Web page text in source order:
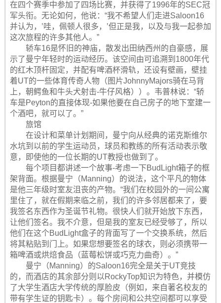
在四个赛季中参加了四场比赛，并获得了1996年的SEC冠
军头衔。无论如何，他说：“我不希望人们走进Saloon16
并认为，’哇，佩顿人很多，’但正是我，以及与我一起参加
这次旅程的许多其他人。”
轿车16是怀旧的神庙，散发出田纳西州的自豪感，展
示了曼宁年轻时的运动经历。该空间由可追溯到1800年代
的红木顶杆固定，并配有啤酒杯滑轨，还设有壁画，壁挂
着UT的一些体育传奇人物（图片JohnnyMajors骑在马背
上，朝鳄鱼和牛头犬射击-牛仔风格））。韦普林说：“轿
车是Peyton的直接体现-如果他要在自己房子的地下室建一
个酒吧，就可以了。”
旅馆
在设计和菜单计划期间，曼宁向从经典的诺克斯维尔
水坑到以前的学生运动员，球员和教练的所有活动表示敬
意，即使他的一位长期的UT教授也做到了。
每个项目都讲述一个故事-考虑一下BudLight箱子的框
架背面。根据曼宁（Manning）的说法，这个平凡的物体
是他三年级时室友沮丧的产物。“我们在校园外的一间公寓
里住了，就在假期来临之前，我们的许多邻居都来了，要
我签名东西作为圣诞节礼物。很快人们就开始放下东西，
让他们签名。我不介意，但是我的室友已经受够了，所以
他们在这个BudLight盒子的背面写了一个交换系统，然后
将其粘贴到门上。如果您想要签名的球衣，则必须携带一
箱啤酒或烘焙食品（蓝莓松饼或巧克力曲奇）。”
曼宁（Manning）的Saloon16完全是关于UT竞技
的，而酒店的其余部分则以RockyTop知识为特色，并模仿
了大学生酒店大学传统的厚脸皮（例如，来自著名校友的
带有学生证的钥匙卡）。每个房间和公共空间都可以享受